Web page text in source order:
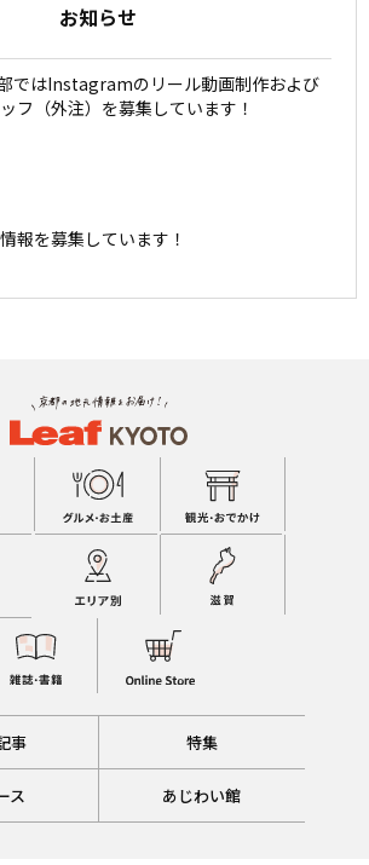
お知らせ
ではInstagramのリール動画制作および
フ（外注）を募集しています！
報を募集しています！
事 特集
ス あじわい館